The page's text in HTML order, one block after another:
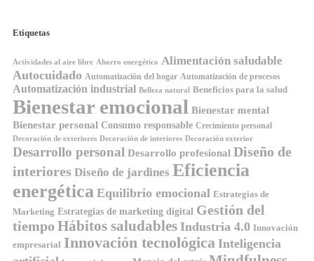
Etiquetas
Actividades al aire libre Ahorro energético Alimentación saludable
Autocuidado Automatización del hogar Automatización de procesos
Automatización industrial Belleza natural Beneficios para la salud
Bienestar emocional Bienestar mental
Bienestar personal Consumo responsable Crecimiento personal
Decoración de exteriores Decoración de interiores Decoración exterior
Desarrollo personal Desarrollo profesional Diseño de
interiores Diseño de jardines Eficiencia
energética Equilibrio emocional Estrategias de
Marketing Estrategias de marketing digital Gestión del
tiempo Hábitos saludables Industria 4.0 Innovación
empresarial Innovación tecnológica Inteligencia